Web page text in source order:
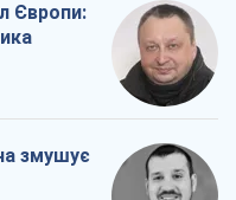
Європи:
змушує